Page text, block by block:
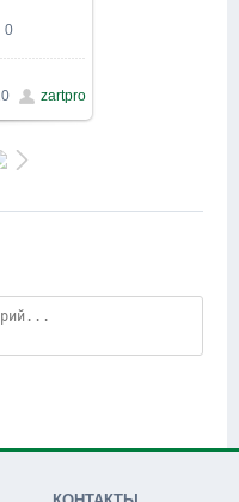
0
zartpro